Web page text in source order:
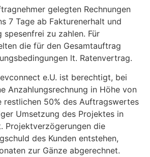
gelegten Rechnungen
7 Tage ab Fakturenerhalt und
spesenfrei zu zahlen. Für
die für den Gesamtauftrag
lt. Ratenvertrag.
e.U. ist berechtigt, bei
Anzahlungsrechnung in Höhe von
restlichen 50% des Auftragswertes
Umsetzung des Projektes in
Projektverzögerungen die
des Kunden entstehen,
zur Gänze abgerechnet.